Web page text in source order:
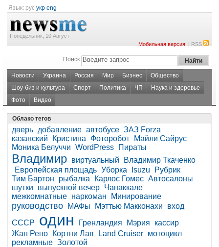
Язык: рус укр eng
Понедельник, 10 Август
Мобильная версия|RSS
Поиск
Новости Украина Россия Мир Бизнес
Общество
Шоу-биз и культура
Спорт Политика ЧП
Наука и здоровье
Фото
Видео
Облако тегов
дверь добавление автобусе ЗАЗ Forza
казанский
Кристина Фоторобот
Майли Сайрус
Моника Белуччи WordPress Пираты
Владимир виртуальный
Владимир Ткаченко
Европейская площадь Уборка Isuzu
Рубрик
Тим Бартон
рыбалка Карлос Гомес Автосалоны
шутки
выпускной вечер Чанаккале
межкомнатные наркоман Минирование
руководство МАФы Мэттью Макконахи
вход
СССР
один Гренландия Мэрия
кассир
Жан Рено
Кортни Лав Land Cruiser мотоцикл
рекламные Золотой